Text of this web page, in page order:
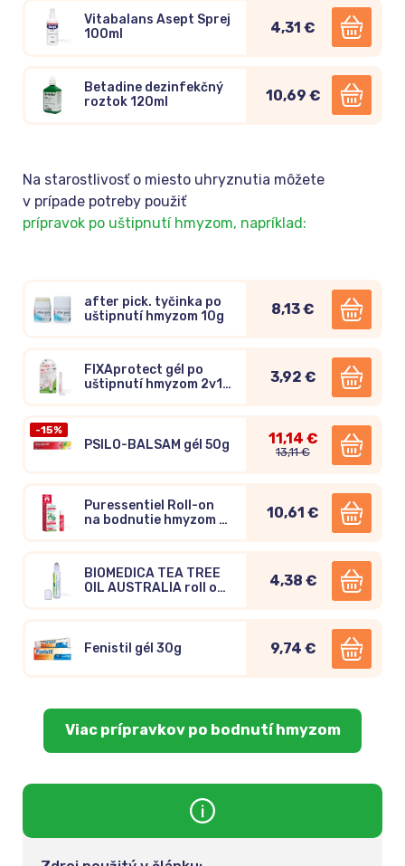
Vitabalans Asept Sprej
100ml
4,31 €
Betadine dezinfekčný
roztok 120ml
10,69 €
Na starostlivosť o miesto uhryznutia môžete
v prípade potreby použiť
prípravok po uštipnutí hmyzom, napríklad:
after pick. tyčinka po
uštipnutí hmyzom 10g
8,13 €
FIXAprotect gél po
uštipnutí hmyzom 2v1
3,92 €
-15%
PSILO-BALSAM gél 50g 11,14 €
13,11 €
Puressentiel Roll-on
na bodnutie hmyzom 11
10,61 €
BIOMEDICA TEA TREE
OIL AUSTRALIA roll on
4,38 €
Fenistil gél 30g 9,74 €
Viac prípravkov po bodnutí hmyzom